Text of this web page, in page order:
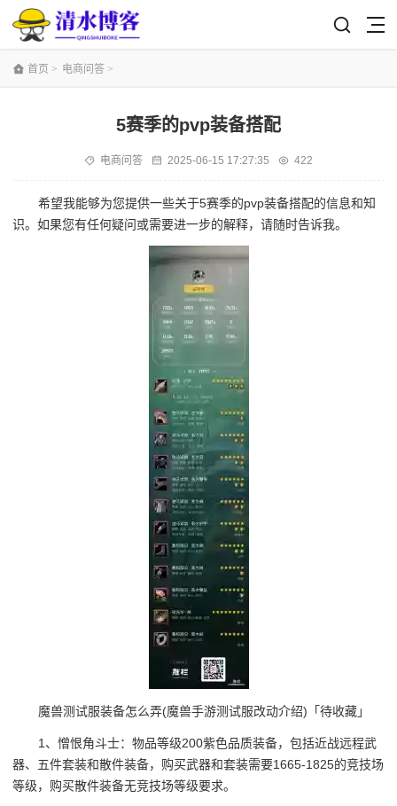
首页 > 电商问答 >
5赛季的pvp装备搭配
电商问答 2025-06-15 17:27:35 422
希望我能够为您提供一些关于5赛季的pvp装备搭配的信息和知
识。如果您有任何疑问或需要进一步的解释，请随时告诉我。
魔兽测试服装备怎么弄(魔兽手游测试服改动介绍)「待收藏」
1、憎恨角斗士：物品等级200紫色品质装备，包括近战远程武
器、五件套装和散件装备，购买武器和套装需要1665-1825的竞技场
等级，购买散件装备无竞技场等级要求。